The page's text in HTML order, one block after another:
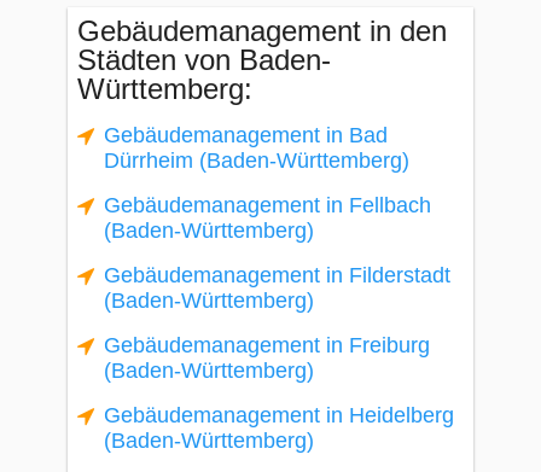
Gebäudemanagement in den
Städten von Baden-
Württemberg:
Gebäudemanagement in Bad
Dürrheim (Baden-Württemberg)
Gebäudemanagement in Fellbach
(Baden-Württemberg)
Gebäudemanagement in Filderstadt
(Baden-Württemberg)
Gebäudemanagement in Freiburg
(Baden-Württemberg)
Gebäudemanagement in Heidelberg
(Baden-Württemberg)